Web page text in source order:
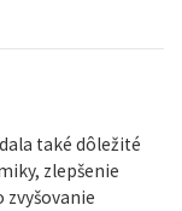
také dôležité
zlepšenie